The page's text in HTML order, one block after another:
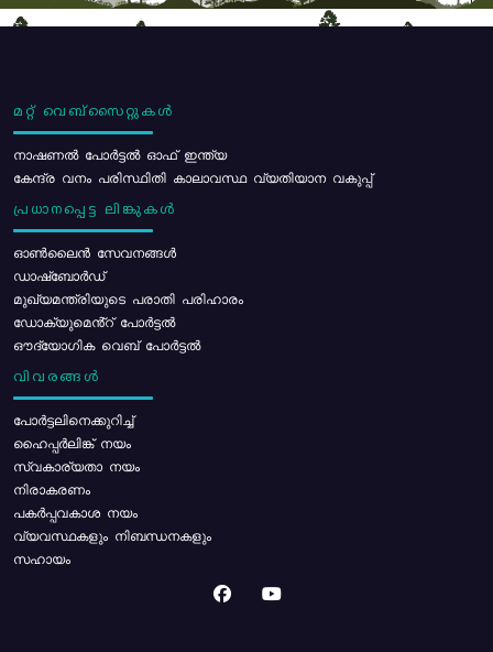
മറ്റ് വെബ്സൈറ്റുകൾ
നാഷണൽ പോർട്ടൽ ഓഫ് ഇന്ത്യ
കേന്ദ്ര വനം പരിസ്ഥിതി കാലാവസ്ഥ വ്യതിയാന വകുപ്പ്
പ്രധാനപ്പെട്ട ലിങ്കുകൾ
ഓൺലൈൻ സേവനങ്ങൾ
ഡാഷ്ബോർഡ്
മുഖ്യമന്ത്രിയുടെ പരാതി പരിഹാരം
ഡോക്യുമെൻ്റ് പോർട്ടൽ
ഔദ്യോഗിക വെബ് പോർട്ടൽ
വിവരങ്ങൾ
പോര്‍ട്ടലിനെക്കുറിച്ച്
ഹൈപ്പർലിങ്ക് നയം
സ്വകാര്യതാ നയം
നിരാകരണം
പകർപ്പവകാശ നയം
വ്യവസ്ഥകളും നിബന്ധനകളും
സഹായം